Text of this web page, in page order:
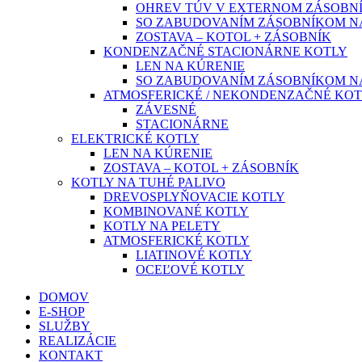
OHREV TÚV V EXTERNOM
SO ZABUDOVANÍM ZÁSOBNÍKOM
ZOSTAVA – KOTOL + ZÁSOBNÍK
KONDENZAČNÉ STACIONÁRNE KOTLY
LEN NA KÚRENIE
SO ZABUDOVANÍM ZÁSOBNÍKOM
ATMOSFERICKÉ / NEKONDENZAČNÉ
ZÁVESNÉ
STACIONÁRNE
ELEKTRICKÉ KOTLY
LEN NA KÚRENIE
ZOSTAVA – KOTOL + ZÁSOBNÍK
KOTLY NA TUHÉ PALIVO
DREVOSPLYŇOVACIE KOTLY
KOMBINOVANÉ KOTLY
KOTLY NA PELETY
ATMOSFERICKÉ KOTLY
LIATINOVÉ KOTLY
OCEĽOVÉ KOTLY
DOMOV
E-SHOP
SLUŽBY
REALIZÁCIE
KONTAKT